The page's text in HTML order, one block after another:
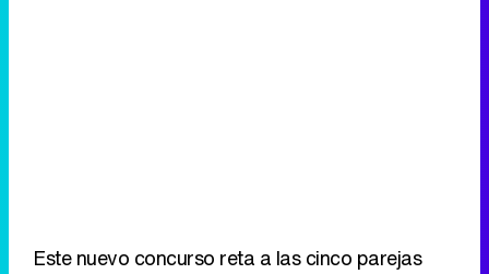
Este nuevo concurso reta a las cinco parejas